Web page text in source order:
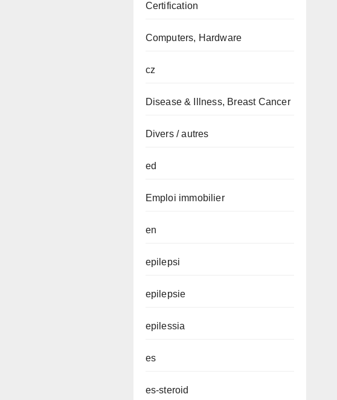
Certification
Computers, Hardware
cz
Disease & Illness, Breast Cancer
Divers / autres
ed
Emploi immobilier
en
epilepsi
epilepsie
epilessia
es
es-steroid